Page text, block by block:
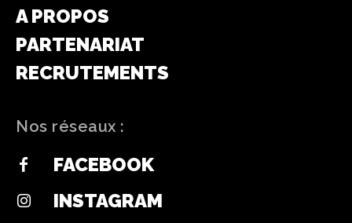
A PROPOS
PARTENARIAT
RECRUTEMENTS
Nos réseaux :
FACEBOOK
INSTAGRAM